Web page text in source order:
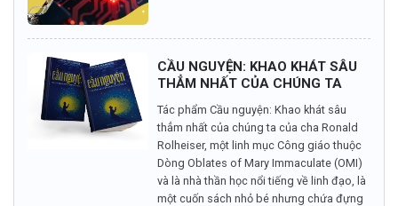
CẦU NGUYỆN: KHAO KHÁT SÂU
THẲM NHẤT CỦA CHÚNG TA
Tác phẩm Cầu nguyện: Khao khát sâu
thẳm nhất của chúng ta của cha Ronald
Rolheiser, một linh mục Công giáo thuộc
Dòng Oblates of Mary Immaculate (OMI)
và là nhà thần học nổi tiếng về linh đạo, là
một cuốn sách nhỏ bé nhưng chứa đựng